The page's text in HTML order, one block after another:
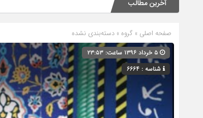
آخرین مطالب
صفحه اصلی » گروه » دسته‌بندی نشده
شناسه : 6664